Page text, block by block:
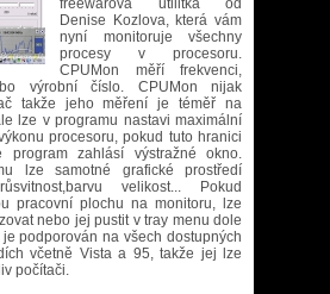
freewarová utilitka od
Denise Kozlova, která vám
nyní monitoruje všechny
procesy v procesoru.
CPUMon měří frekvenci,
výrobní číslo. CPUMon nijak
takže jeho měření je téměř na
lze v programu nastavi maximální
procesoru, pokud tuto hranici
program zahlásí výstražné okno.
lze samotné grafické prostředí
velikost... Pokud
pracovní plochu na monitoru, lze
nebo jej pustit v tray menu dole
podporován na všech dostupných
včetně Vista a 95, takže jej lze
počítači.